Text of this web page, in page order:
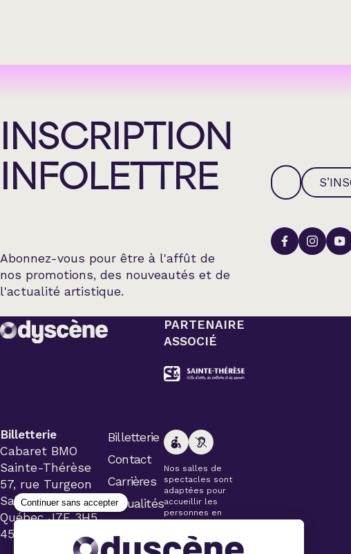
INSCRIPTION
INFOLETTRE
Abonnez-vous pour être à l'affût de
nos promotions, des nouveautés et de
l'actualité artistique.
Billetterie
Cabaret BMO
Sainte-Thérèse
57, rue Turgeon
Sainte-Thérèse
Québec J7E 3H5
450 434-4006
Billetterie
Contact
Carrières
Actualités
PARTENAIRE
ASSOCIÉ
Nos salles de
spectacles sont
adaptées pour
accueillir les
personnes en
Veuillez
simplement aviser